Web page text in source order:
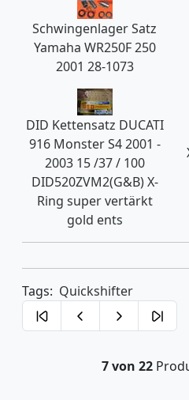
Schwingenlager Satz
Yamaha WR250F 250
2001 28-1073
DID Kettensatz DUCATI
916 Monster S4 2001 -
2003 15 /37 / 100
DID520ZVM2(G&B) X-
Ring super vertärkt
gold ents
Tags: Quickshifter
7 von 22